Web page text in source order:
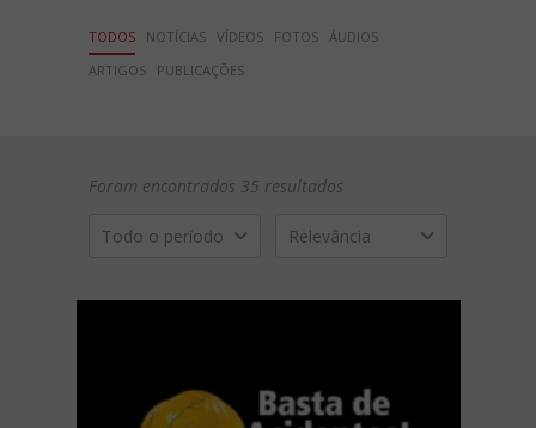
TODOS NOTÍCIAS VÍDEOS FOTOS ÁUDIOS
ARTIGOS
PUBLICAÇÕES
Foram encontrados 35 resultados
Todo o período Relevância